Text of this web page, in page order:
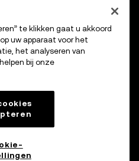
te klikken gaat u akkoord
uw apparaat voor het
het analyseren van
bij onze